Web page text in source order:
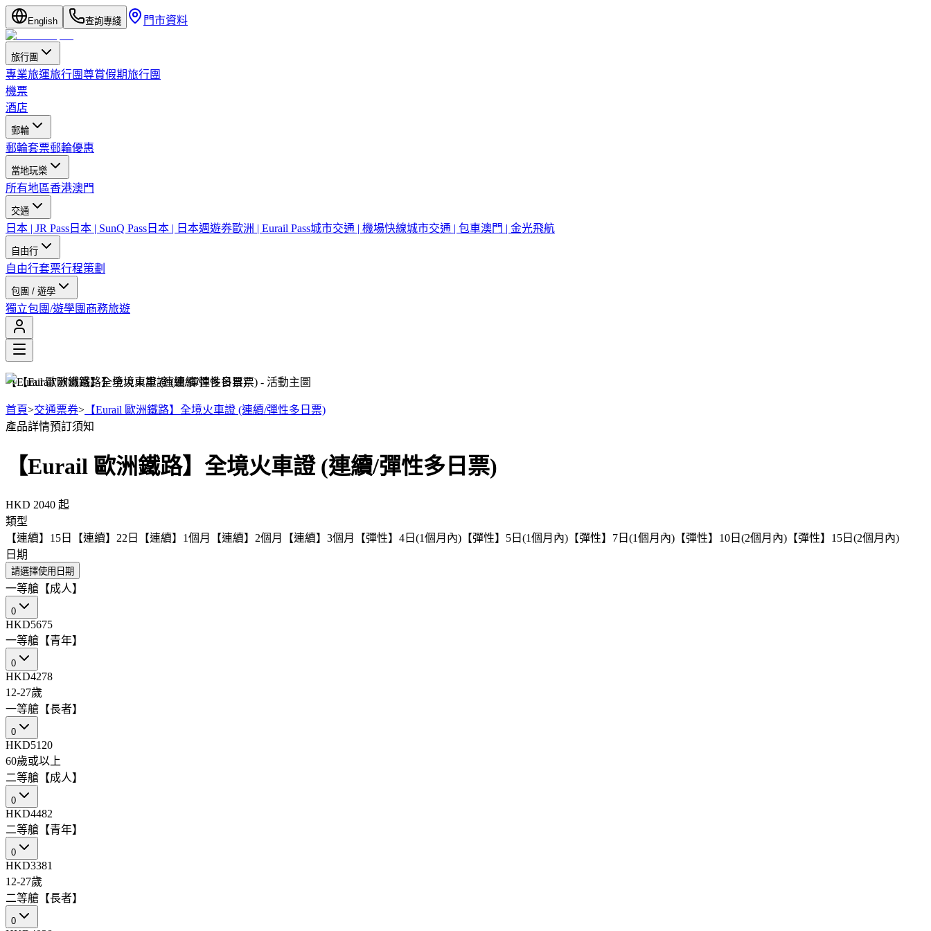
English 查詢專綫 門市資料
旅行團
專業旅運旅行團尊賞假期旅行團
機票
酒店
郵輪
郵輪套票郵輪優惠
當地玩樂
所有地區香港澳門
交通
日本 | JR Pass 日本 | SunQ Pass 日本 | 日本週遊券歐洲 | Eurail Pass城市交通 | 機場快線城市交通 | 包車澳門 | 金光飛航
自由行
自由行套票行程策劃
包團 / 遊學
獨立包團/遊學團 商務旅遊
【Eurail 歐洲鐵路】全境火車證 (連續/彈性多日票)
首頁>交通票券> 【Eurail 歐洲鐵路】全境火車證 (連續/彈性多日票)
產品詳情預訂須知
【Eurail 歐洲鐵路】全境火車證 (連續/彈性多日票)
HKD 2040 起
類型
【連續】15日
【連續】22日 【連續】1個月 【連續】2個月 【連續】3個月 【彈性】4日(1個月內) 【彈性】5日(1個月內) 【彈性】7日(1個月內) 【彈性】10日(2個月內) 【彈性】15日(2個月內)
日期
請選擇使用日期
一等艙【成人】
0
HKD5675
一等艙【青年】
0
HKD4278
12-27歲
一等艙【長者】
0
HKD5120
60歲或以上
二等艙【成人】
0
HKD4482
二等艙【青年】
0
HKD3381
12-27歲
二等艙【長者】
0